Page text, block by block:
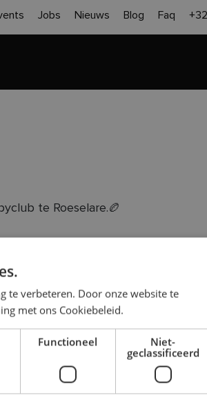
Jobs Nieuws Blog Faq
te Roeselare.🏉
van woningen. Daarom
zelf bestaat uit 5 Qubes,
luifeldak. De vele ramen
steenstrips, maar is gekozen voor
te verbeteren. Door onze website te
met ons Cookiebeleid.
Functioneel
Niet-
geclassificeerd